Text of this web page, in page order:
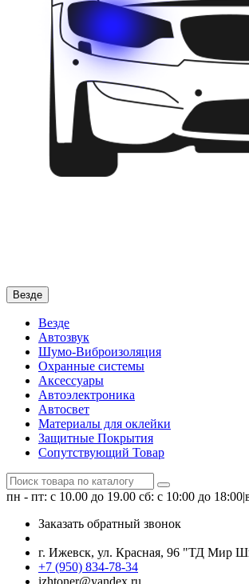
Везде
Везде
Автозвук
Шумо-Виброизоляция
Охранные системы
Аксессуары
Автоэлектроника
Автосвет
Материалы для оклейки
Защитные Покрытия
Сопутствующий Товар
пн - пт: с 10.00 до 19.00 сб: с 10:00 до
Заказать обратный звонок
г. Ижевск, ул. Красная, 96 "ТД Мир
+7 (950) 834-78-34
izhtoner@yandex.ru